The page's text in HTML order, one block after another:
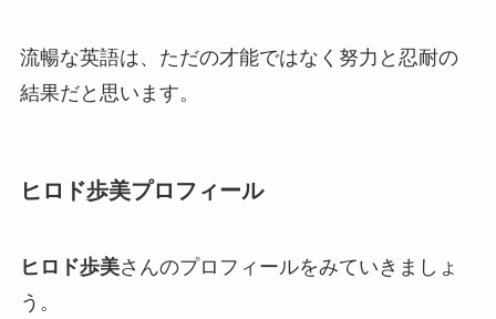
流暢な英語は、ただの才能ではなく努力と忍耐の
結果だと思います。
ヒロド歩美プロフィール
ヒロド歩美さんのプロフィールをみていきましょ
う。